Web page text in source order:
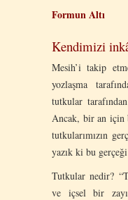
Formun Altı
Kendimizi
Mesih’i takip
yozlaşma
tutkular
Ancak, bir an için
tutkularımızın
yazık ki bu
Tutkular nedir?
ve içsel bir